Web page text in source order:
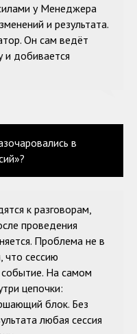
у Менеджера
и результата.
Он сам ведёт
и добивается
в
к разговорам,
проведения
Проблема не в
что сессию
На самом
цепочки:
блок. Без
любая сессия